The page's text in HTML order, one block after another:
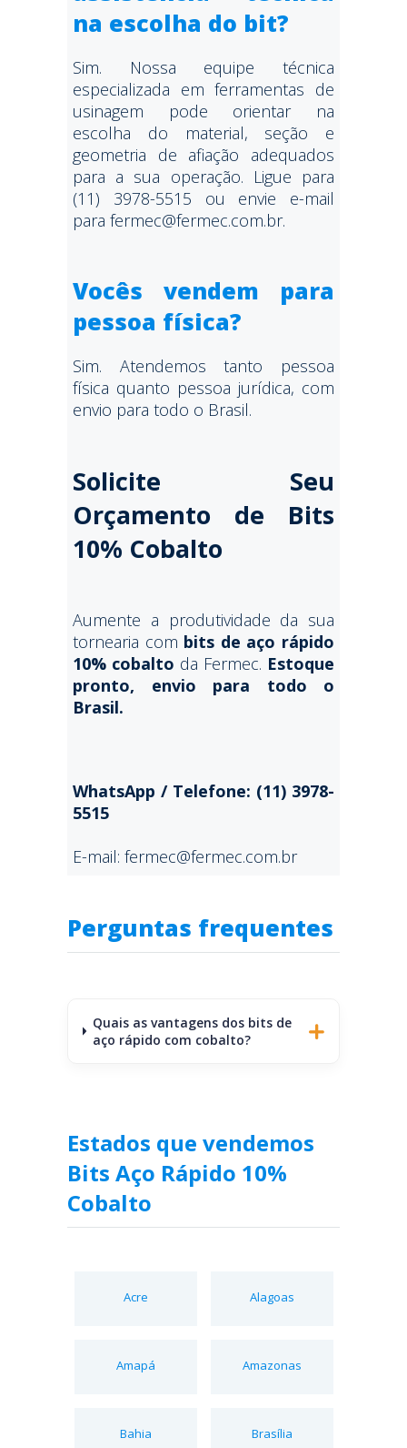
na escolha do bit?
Sim. Nossa equipe técnica
especializada em ferramentas de
usinagem pode orientar na
escolha do material, seção e
geometria de afiação adequados
para a sua operação. Ligue para
(11) 3978-5515 ou envie e-mail
para fermec@fermec.com.br.
Vocês vendem para
pessoa física?
Sim. Atendemos tanto pessoa
física quanto pessoa jurídica, com
envio para todo o Brasil.
Solicite Seu
Orçamento de Bits
10% Cobalto
Aumente a produtividade da sua
tornearia com bits de aço rápido
10% cobalto da Fermec. Estoque
pronto, envio para todo o
Brasil.
WhatsApp / Telefone: (11) 3978-
5515
E-mail: fermec@fermec.com.br
Perguntas frequentes
Quais as vantagens dos bits de
aço rápido com cobalto?
Estados que vendemos
Bits Aço Rápido 10%
Cobalto
Acre Alagoas
Amapá Amazonas
Bahia Brasília